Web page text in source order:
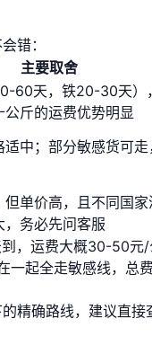
错：
主要取舍
60天，铁20-30天）
公斤的运费优势明显
适中；部分敏感货可走
但单价高，且不同国家
，务必先问客服
到，运费大概30-50元
一起全走敏感线，总
精确路线，建议直接